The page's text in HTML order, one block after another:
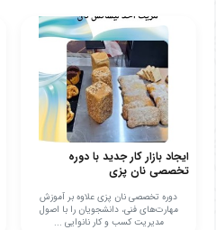
ایجاد بازار کار جدید با دوره
تخصصی نان پزی
دوره تخصصی نان پزی علاوه بر آموزش
مهارت‌های فنی، دانشجویان را با اصول
مدیریت کسب و کار نانوایی ...